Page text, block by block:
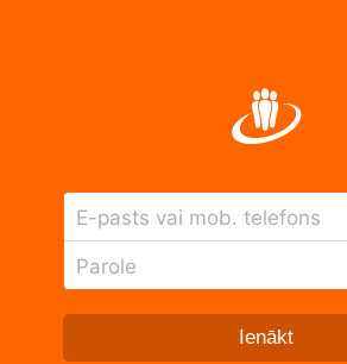
E-pasts vai mob. telefons
Parole
Ienākt